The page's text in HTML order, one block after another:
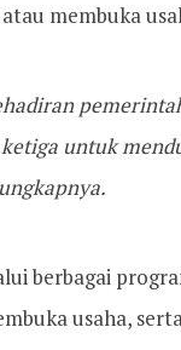
membuka
untuk
berbagai
usaha,